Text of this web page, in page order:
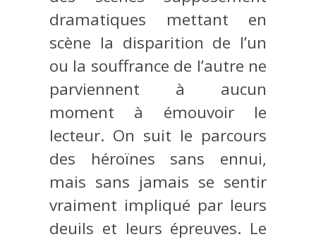
dramatiques mettant en
scène la disparition de l’un
ou la souffrance de l’autre ne
parviennent à aucun
moment à émouvoir le
lecteur. On suit le parcours
des héroïnes sans ennui,
mais sans jamais se sentir
vraiment impliqué par leurs
deuils et leurs épreuves. Le